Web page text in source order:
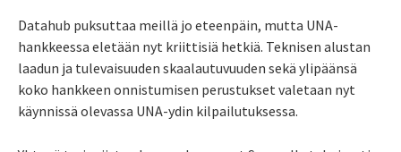
Datahub puksuttaa meillä jo eteenpäin, mutta UNA-
hankkeessa eletään nyt kriittisiä hetkiä. Teknisen alustan
laadun ja tulevaisuuden skaalautuvuuden sekä ylipäänsä
koko hankkeen onnistumisen perustukset valetaan nyt
käynnissä olevassa UNA-ydin kilpailutuksessa.